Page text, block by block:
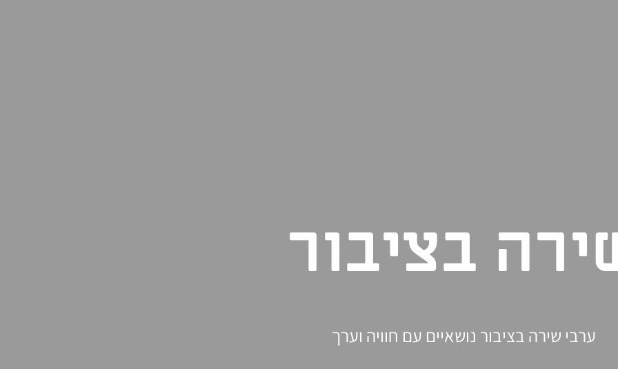
בציבור
ערבי שירה בציבור נושאיים עם חוויה וערך